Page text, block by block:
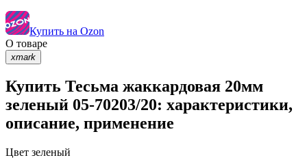
Купить на Ozon
О товаре
xmark
Купить Тесьма жаккардовая 20мм
зеленый 05-70203/20: характеристики,
описание, применение
Цвет зеленый